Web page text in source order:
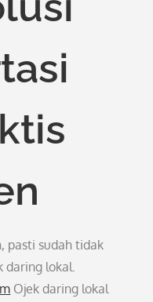
pasti sudah tidak
daring lokal.
Ojek daring lokal